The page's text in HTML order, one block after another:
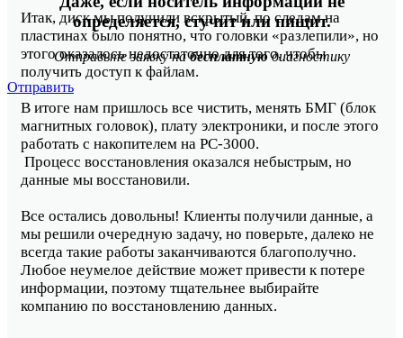
определяется, стучит или пищит.
Отправьте заявку набесплатнуюдиагностику
Отправить
Итак, диск мы получили вскрытый, по следам на
пластинах было понятно, что головки «разлепили», но
этого оказалось недостаточно для того, чтобы
получить доступ к файлам.
В итоге нам пришлось все чистить, менять БМГ (блок
магнитных головок), плату электроники, и после этого
работать с накопителем на PC-3000.
Процесс восстановления оказался небыстрым, но
данные мы восстановили.
Все остались довольны! Клиенты получили данные, а
мы решили очередную задачу, но поверьте, далеко не
всегда такие работы заканчиваются благополучно.
Любое неумелое действие может привести к потере
информации, поэтому тщательнее выбирайте
компанию по восстановлению данных.